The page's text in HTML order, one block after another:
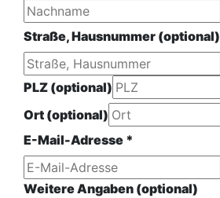
PLZ am
(optional)
Straße, Hausnummer (optional)
PLZ (optional)
Ort (optional)
E-Mail-Adresse *
Weitere Angaben (optional)